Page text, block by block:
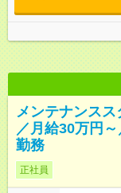
メンテナンス
／月給30万円
勤務
正社員